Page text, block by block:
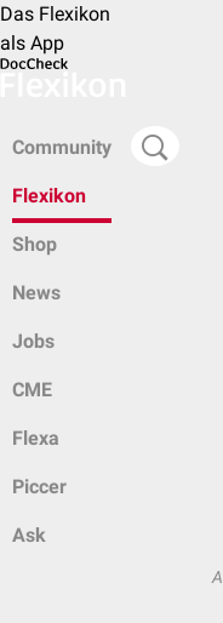
Das Flexikon
als App
Community
Flexikon
Shop
News
Jobs
CME
Flexa
Piccer
Ask
A